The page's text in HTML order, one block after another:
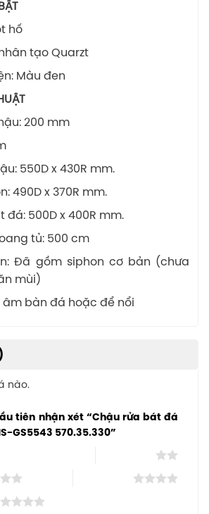
hố
tạo Quarzt
Màu đen
200 mm
550D x 430R mm.
490D x 370R mm.
đá: 500D x 400R mm.
tủ: 500 cm
Đã gồm siphon cơ bản (chưa
mùi)
bàn đá hoặc để nổi
nào.
tiên nhận xét “Chậu rửa bát đá
GS5543 570.35.330”